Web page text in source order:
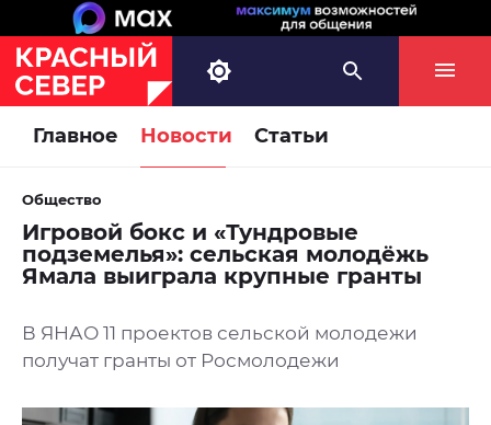
Главное Новости Статьи
Общество
Игровой бокс и «Тундровые
подземелья»: сельская молодёжь
Ямала выиграла крупные гранты
В ЯНАО 11 проектов сельской молодежи
получат гранты от Росмолодежи